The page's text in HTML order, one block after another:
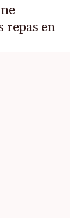
repas en